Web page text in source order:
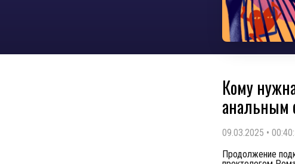
Кому
анальным
09.03.2025 •
Продолжение